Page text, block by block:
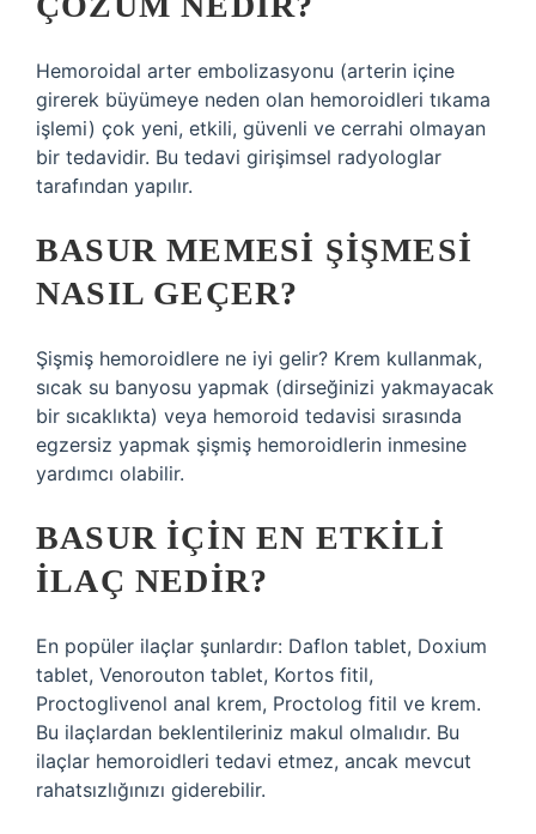
Hemoroidal arter embolizasyonu (arterin içine
girerek büyümeye neden olan hemoroidleri tıkama
işlemi) çok yeni, etkili, güvenli ve cerrahi olmayan
bir tedavidir. Bu tedavi girişimsel radyologlar
tarafından yapılır.
BASUR MEMESI ŞIŞMESI
NASIL GEÇER?
Şişmiş hemoroidlere ne iyi gelir? Krem kullanmak,
sıcak su banyosu yapmak (dirseğinizi yakmayacak
bir sıcaklıkta) veya hemoroid tedavisi sırasında
egzersiz yapmak şişmiş hemoroidlerin inmesine
yardımcı olabilir.
BASUR IÇIN EN ETKILI
ILAÇ NEDIR?
En popüler ilaçlar şunlardır: Daflon tablet, Doxium
tablet, Venorouton tablet, Kortos fitil,
Proctoglivenol anal krem, Proctolog fitil ve krem.
Bu ilaçlardan beklentileriniz makul olmalıdır. Bu
ilaçlar hemoroidleri tedavi etmez, ancak mevcut
rahatsızlığınızı giderebilir.